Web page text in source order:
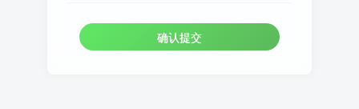
确认提交